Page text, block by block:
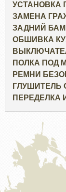
УСТАНОВКА
ЗАМЕНА
ЗАДНИЙ
ОБШИВКА
ПОЛКА ПОД
РЕМНИ
ГЛУШИТЕЛЬ
ПЕРЕДЕЛКА